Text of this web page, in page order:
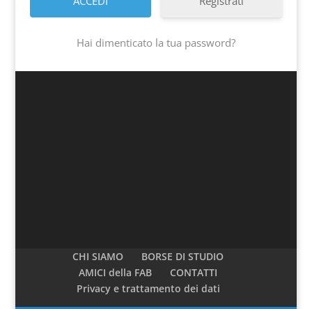
Hai dimenticato la tua password?
CHI SIAMO
BORSE DI STUDIO
AMICI della FAB
CONTATTI
Privacy e trattamento dei dati